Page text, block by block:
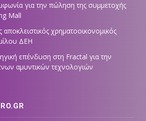
για την πώληση της συμμετοχής
Mall
χρηματοοικονομικός
ΔΕΗ
επένδυση στη Fractal για την
αμυντικών τεχνολογιών